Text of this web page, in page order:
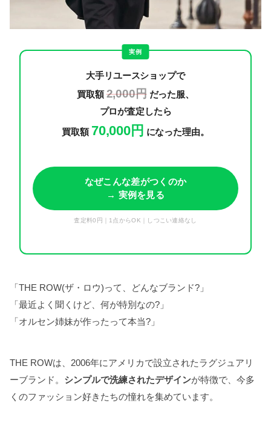
実例
大手リユースショップで
買取額2,000円だった服、
プロが査定したら
買取額 70,000円 になった理由。
なぜこんな差がつくのか
→ 実例を見る
査定料0円｜1点からOK｜しつこい連絡なし
「THE ROW(ザ・ロウ)って、どんなブランド?」
「最近よく聞くけど、何が特別なの?」
「オルセン姉妹が作ったって本当?」
THE ROWは、2006年にアメリカで設立されたラグジュアリ
ーブランド。 シンプルで洗練されたデザインが特徴で、今多
くのファッション好きたちの憧れを集めています。